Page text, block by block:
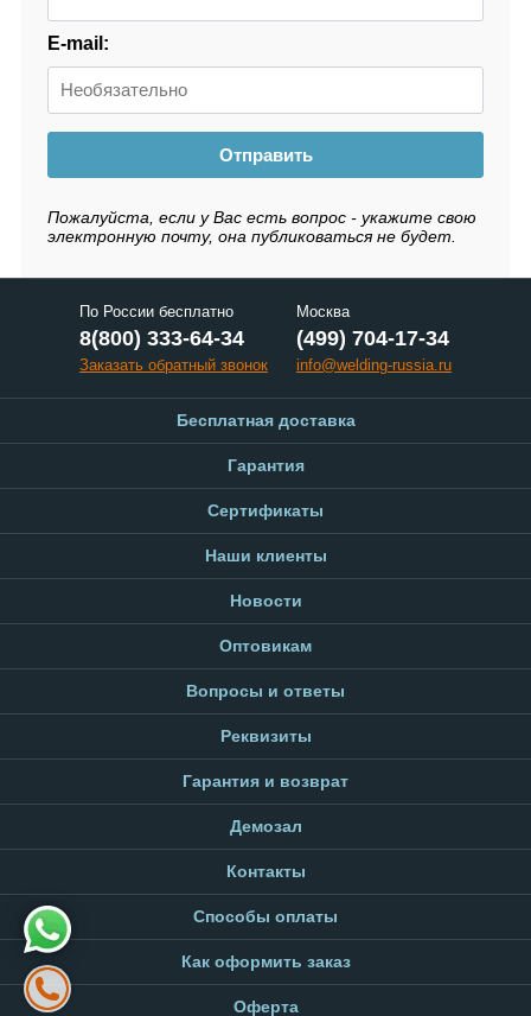
E-mail:
Отправить
Пожалуйста, если у Вас есть вопрос - укажите свою
электронную почту, она публиковаться не будет.
По России бесплатно
8(800) 333-64-34
Заказать обратный звонок
Москва
(499) 704-17-34
info@welding-russia.ru
Бесплатная доставка
Гарантия
Сертификаты
Наши клиенты
Новости
Оптовикам
Вопросы и ответы
Реквизиты
Гарантия и возврат
Демозал
Контакты
Способы оплаты
Как оформить заказ
Оферта